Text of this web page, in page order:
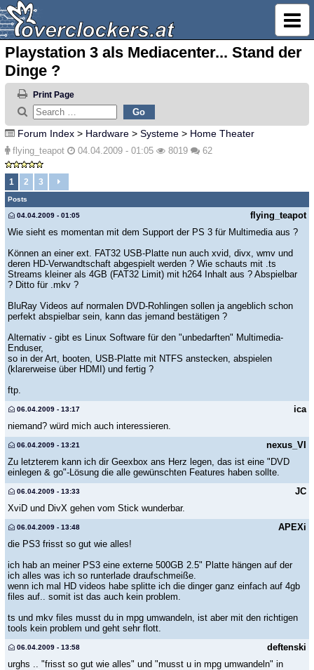
Playstation 3 als Mediacenter... Stand der
Dinge ?
Print Page
Forum Index > Hardware > Systeme > Home Theater
flying_teapot 04.04.2009 - 01:05 8019 62
1 2 3
Posts
flying_teapot
04.04.2009 - 01:05
Wie sieht es momentan mit dem Support der PS 3 für Multimedia aus ?
Können an einer ext. FAT32 USB-Platte nun auch xvid, divx, wmv und
deren HD-Verwandtschaft abgespielt werden ? Wie schauts mit .ts
Streams kleiner als 4GB (FAT32 Limit) mit h264 Inhalt aus ? Abspielbar
? Ditto für .mkv ?
BluRay Videos auf normalen DVD-Rohlingen sollen ja angeblich schon
perfekt abspielbar sein, kann das jemand bestätigen ?
Alternativ - gibt es Linux Software für den "unbedarften" Multimedia-
Enduser,
so in der Art, booten, USB-Platte mit NTFS anstecken, abspielen
(klarerweise über HDMI) und fertig ?
ftp.
ica
06.04.2009 - 13:17
niemand? würd mich auch interessieren.
nexus_VI
06.04.2009 - 13:21
Zu letzterem kann ich dir Geexbox ans Herz legen, das ist eine "DVD
einlegen & go"-Lösung die alle gewünschten Features haben sollte.
JC
06.04.2009 - 13:33
XviD und DivX gehen vom Stick wunderbar.
APEXi
06.04.2009 - 13:48
die PS3 frisst so gut wie alles!
ich hab an meiner PS3 eine externe 500GB 2.5" Platte hängen auf der
ich alles was ich so runterlade draufschmeiße.
wenn ich mal HD videos habe splitte ich die dinger ganz einfach auf 4gb
files auf.. somit ist das auch kein problem.
ts und mkv files musst du in mpg umwandeln, ist aber mit den richtigen
tools kein problem und geht sehr flott.
deftenski
06.04.2009 - 13:58
urghs .. "frisst so gut wie alles" und "musst u in mpg umwandeln" in